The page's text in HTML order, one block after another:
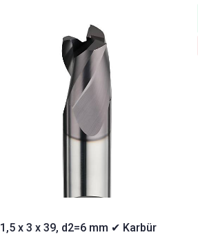
1,5 x 3 x 39, d2=6 mm ✔ Karbür